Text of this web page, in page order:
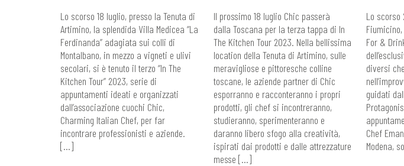
Lo scorso 18 luglio, presso la Tenuta di
Artimino, la splendida Villa Medicea “La
Ferdinanda” adagiata sui colli di
Montalbano, in mezzo a vigneti e ulivi
secolari, si è tenuto il terzo “In The
Kitchen Tour” 2023, serie di
appuntamenti ideati e organizzati
dall’associazione cuochi Chic,
Charming Italian Chef, per far
incontrare professionisti e aziende.
[…]
Il prossimo 18 luglio Chic passerà
dalla Toscana per la terza tappa di In
The Kitchen Tour 2023. Nella bellissima
location della Tenuta di Artimino, sulle
meravigliose e pittoresche colline
toscane, le aziende partner di Chic
esporranno e racconteranno i propri
prodotti, gli chef si incontreranno,
studieranno, sperimenteranno e
daranno libero sfogo alla creatività,
ispirati dai prodotti e dalle attrezzature
messe […]
Lo scorso
For &
diversi
guidati
Chef
Modena,